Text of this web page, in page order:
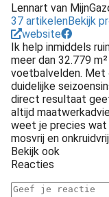
Lennart van
37 artikelenBekijk
website
Ik help inmiddels
meer dan 32.779
voetbalvelden. Met
duidelijke
direct resultaat
altijd
weet je precies wat
mosvrij en
Bekijk ook
Reacties